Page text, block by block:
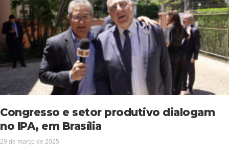
Congresso e setor produtivo dialogam
no IPA, em Brasília
29 de março de 2025